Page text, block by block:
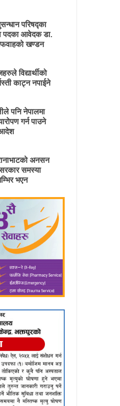
परिषद्का
पदका आवेदक डा.
खण्डन
विद्यार्थीको
काट्न नपाईने
पनि नेपालमा
गर्न पाउने
अनसन
समस्या
भएन